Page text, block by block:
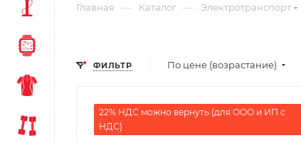
Главная — Каталог — Электротранспорт
ФИЛЬТР По цене (возрастание)
22% НДС можно вернуть (для ООО и ИП с
НДС)